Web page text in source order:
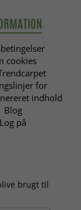
cookies
for
indhold
Blog
Log på
brugt til